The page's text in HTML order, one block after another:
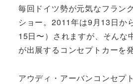
毎回ドイツ勢が元気なフラン
ショー。2011年は9月13日か
15日〜）されますが、そんな
が出展するコンセプトカーを
アウディ・アーバンコンセプ